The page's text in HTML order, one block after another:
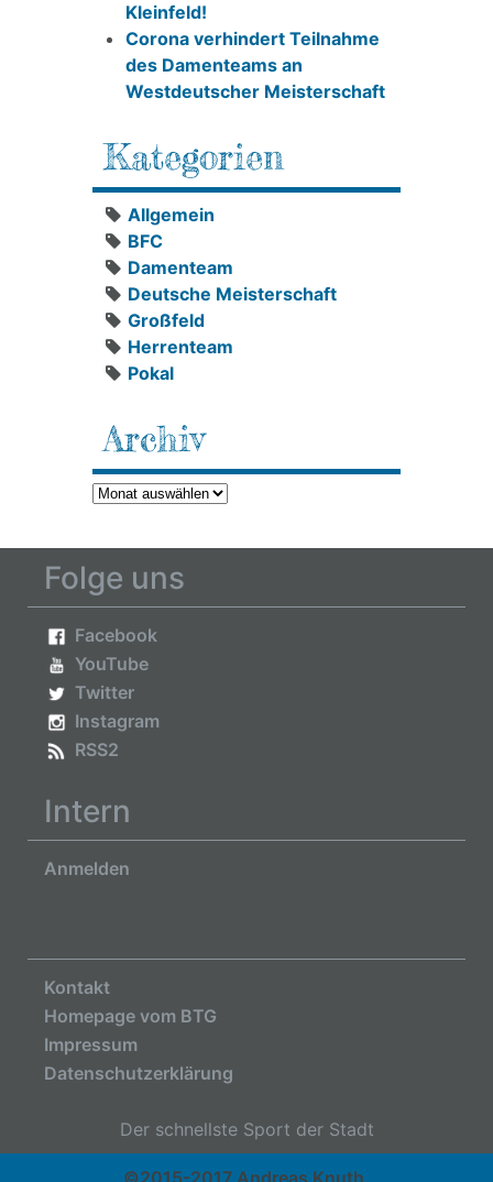
Kleinfeld!
Corona verhindert Teilnahme
des Damenteams an
Westdeutscher Meisterschaft
Kategorien
Allgemein
BFC
Damenteam
Deutsche Meisterschaft
Großfeld
Herrenteam
Pokal
Archiv
Archiv
Folge uns
Facebook
YouTube
Twitter
Instagram
RSS2
Intern
Anmelden
Kontakt
Homepage vom BTG
Impressum
Datenschutzerklärung
Der schnellste Sport der Stadt
©2015-2017 Andreas Knuth.